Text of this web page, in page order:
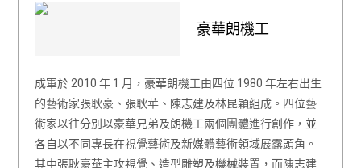
豪華朗機工
成軍於 2010 年 1 月，豪華朗機工由四位 1980 年左右出生
的藝術家張耿豪、張耿華、陳志建及林昆穎組成。四位藝
術家以往分別以豪華兄弟及朗機工兩個團體進行創作，並
各自以不同專長在視覺藝術及新媒體藝術領域展露頭角。
其中張耿豪華主攻視覺、造型雕塑及機械裝置，而陳志建